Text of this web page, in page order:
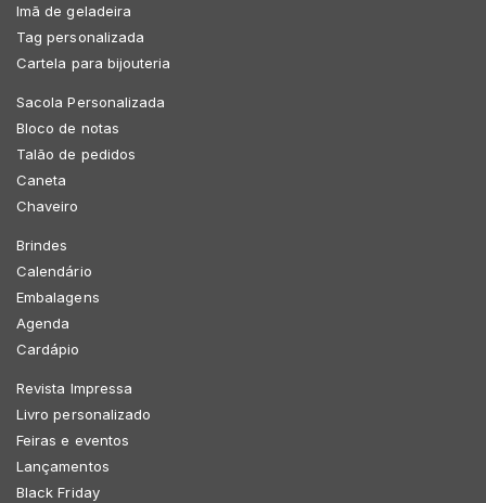
Imã de geladeira
Tag personalizada
Cartela para bijouteria
Sacola Personalizada
Bloco de notas
Talão de pedidos
Caneta
Chaveiro
Brindes
Calendário
Embalagens
Agenda
Cardápio
Revista Impressa
Livro personalizado
Feiras e eventos
Lançamentos
Black Friday